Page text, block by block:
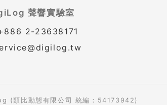
聲響實驗室
2-23638171
類比動態有限公司 統編：54173942)